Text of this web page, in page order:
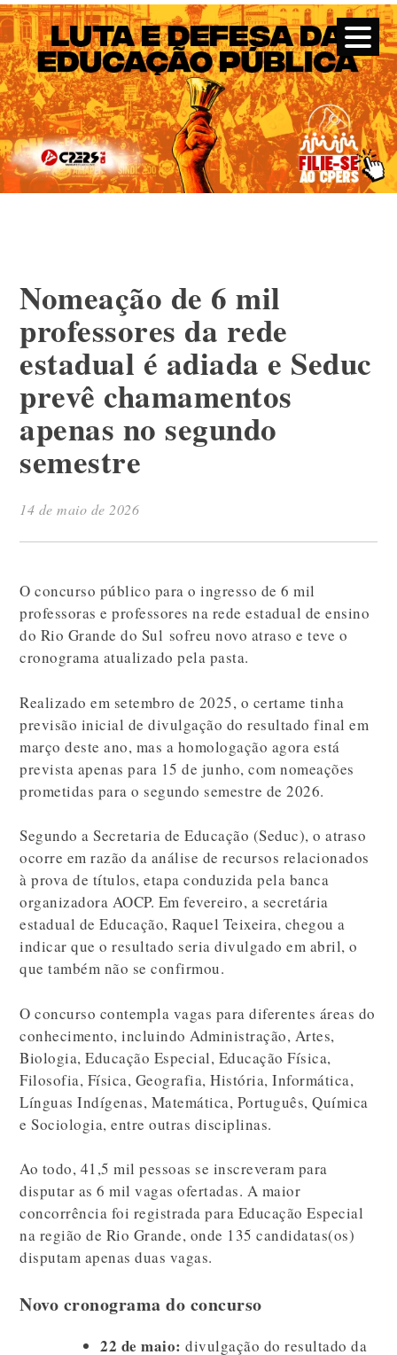
CPERS – Sindicato
CPERS – Sindicato dos Professores e Funcionários de escola
do Estado do Rio Grande do Sul
Nomeação de 6 mil
professores da rede
estadual é adiada e Seduc
prevê chamamentos
apenas no segundo
semestre
14 de maio de 2026
O concurso público para o ingresso de 6 mil
professoras e professores na rede estadual de ensino
do Rio Grande do Sul sofreu novo atraso e teve o
cronograma atualizado pela pasta.
Realizado em setembro de 2025, o certame tinha
previsão inicial de divulgação do resultado final em
março deste ano, mas a homologação agora está
prevista apenas para 15 de junho, com nomeações
prometidas para o segundo semestre de 2026.
Segundo a Secretaria de Educação (Seduc), o atraso
ocorre em razão da análise de recursos relacionados
à prova de títulos, etapa conduzida pela banca
organizadora AOCP. Em fevereiro, a secretária
estadual de Educação,Raquel Teixeira, chegou a
indicar que o resultado seria divulgado em abril, o
que também não se confirmou.
O concurso contempla vagas para diferentes áreas do
conhecimento, incluindo Administração, Artes,
Biologia, Educação Especial, Educação Física,
Filosofia, Física, Geografia, História, Informática,
Línguas Indígenas, Matemática, Português, Química
e Sociologia, entre outras disciplinas.
Ao todo, 41,5 mil pessoas se inscreveram para
disputar as 6 mil vagas ofertadas. A maior
concorrência foi registrada para Educação Especial
na região de Rio Grande, onde 135 candidatas(os)
disputam apenas duas vagas.
Novo cronograma do concurso
22 de maio: divulgação do resultado da